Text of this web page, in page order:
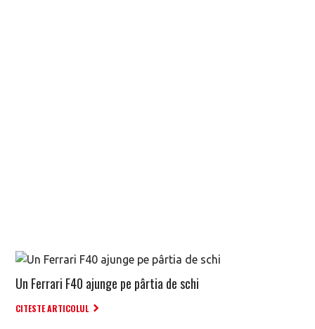
Un Ferrari F40 ajunge pe pârtia de schi
CITESTE ARTICOLUL